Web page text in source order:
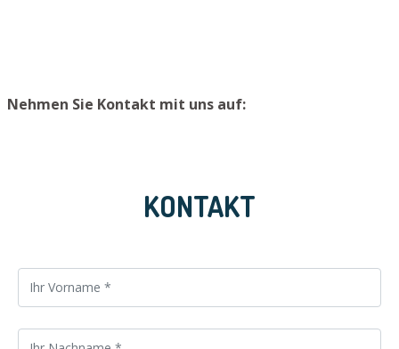
Nehmen Sie Kontakt mit uns auf:
KONTAKT